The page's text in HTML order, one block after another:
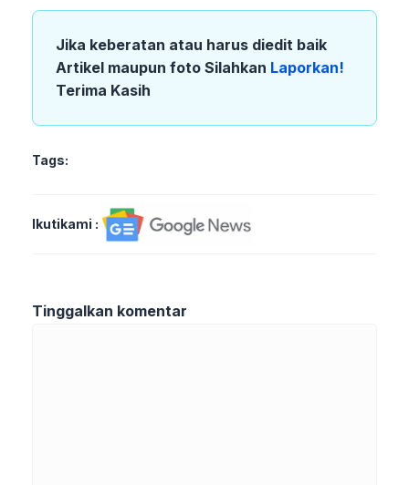
Jika keberatan atau harus diedit baik
Artikel maupun foto Silahkan Laporkan!
Terima Kasih
Tags:
Ikutikami :
Tinggalkan komentar